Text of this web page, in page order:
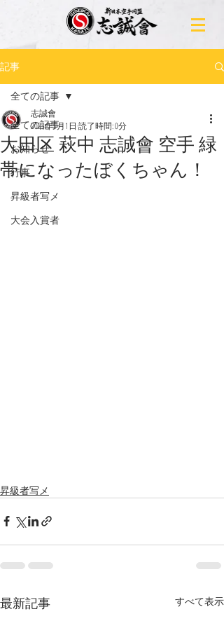
記事
全ての記事
お知らせ
行事
昇級者写メ
大会入賞者
全ての記事
大田区 萩中 志誠會 空手 緑
帯になったぼくちゃん！
志誠會
2023年5月1日 読了時間: 0分
昇級者写メ
最新記事 すべて表示